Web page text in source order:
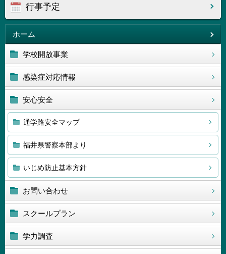
行事予定
ホーム
学校開放事業
感染症対応情報
安心安全
通学路安全マップ
福井県警察本部より
いじめ防止基本方針
お問い合わせ
スクールプラン
学力調査